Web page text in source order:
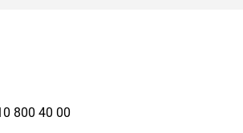
800 40 00